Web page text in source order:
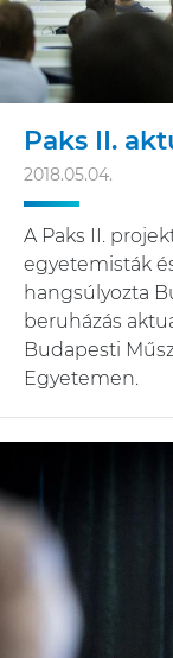
Paks II.
2018.05.04.
A Paks II.
egyetemisták
hangsúlyozta
beruházás
Budapesti
Egyetemen.